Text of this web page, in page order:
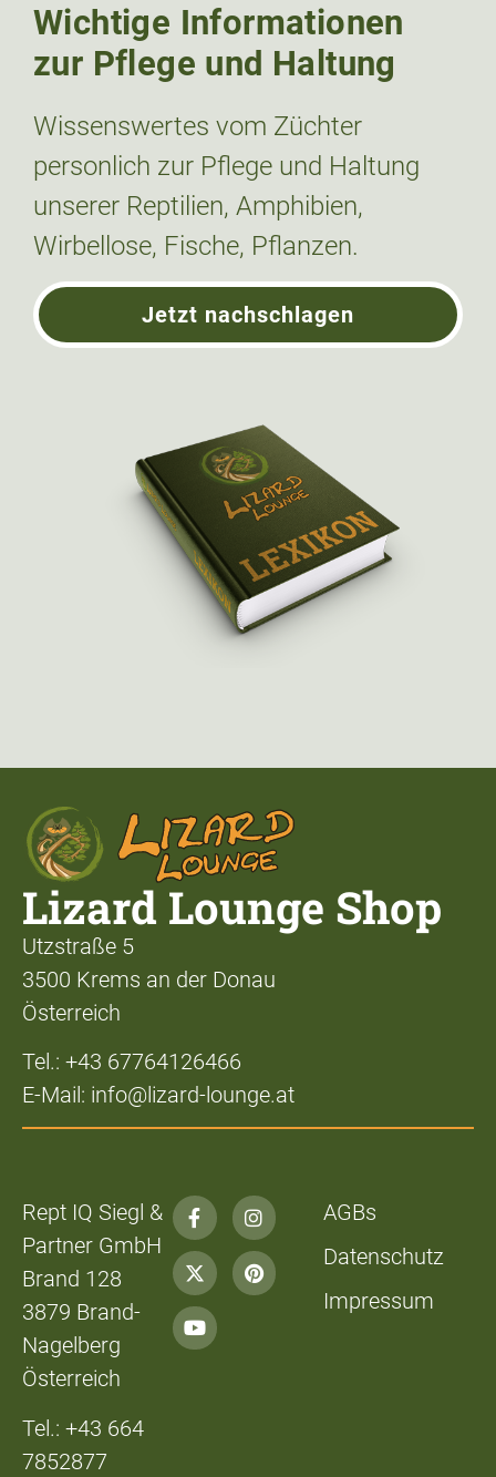
Wichtige Informationen
zur Pflege und Haltung
Wissenswertes vom Züchter
personlich zur Pflege und Haltung
unserer Reptilien, Amphibien,
Wirbellose, Fische, Pflanzen.
Jetzt nachschlagen
Lizard Lounge Shop
Utzstraße 5
3500 Krems an der Donau
Österreich
Tel.: +43 67764126466
E-Mail: info@lizard-lounge.at
Rept IQ Siegl &
Partner GmbH
Brand 128
3879 Brand-
Nagelberg
Österreich
Tel.: +43 664
7852877
AGBs
Datenschutz
Impressum